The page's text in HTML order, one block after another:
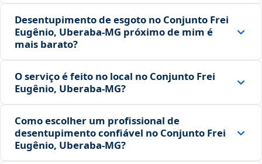
Desentupimento de esgoto no Conjunto Frei
Eugênio, Uberaba‑MG próximo de mim é
mais barato?
O serviço é feito no local no Conjunto Frei
Eugênio, Uberaba‑MG?
Como escolher um profissional de
desentupimento confiável no Conjunto Frei
Eugênio, Uberaba‑MG?